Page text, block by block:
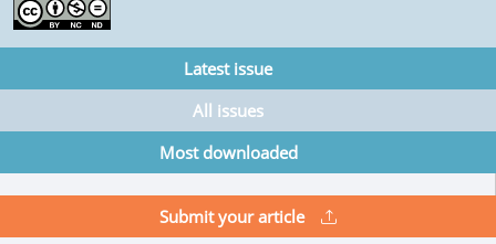
Latest issue
All issues
Most downloaded
Submit your article